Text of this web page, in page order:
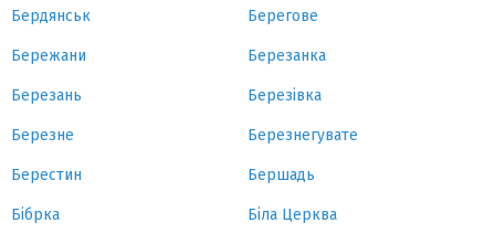
Бердянськ Берегове
Бережани Березанка
Березань Березівка
Березне Березнегувате
Берестин Бершадь
Бібрка Біла Церква